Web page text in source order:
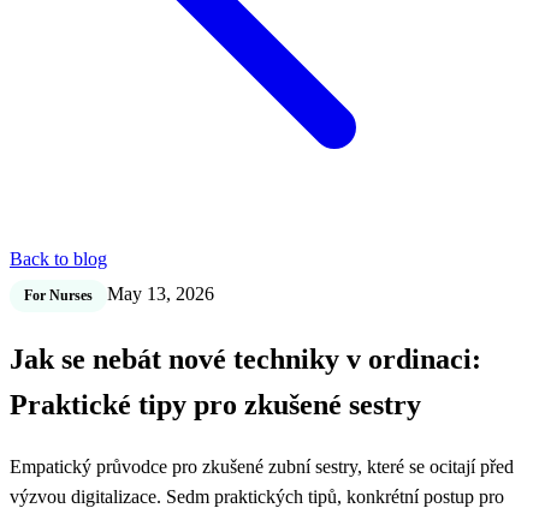
Back to blog
For Nurses May 13, 2026
Jak se nebát nové techniky v ordinaci:
Praktické tipy pro zkušené sestry
Empatický průvodce pro zkušené zubní sestry, které se ocitají před
výzvou digitalizace. Sedm praktických tipů, konkrétní postup pro